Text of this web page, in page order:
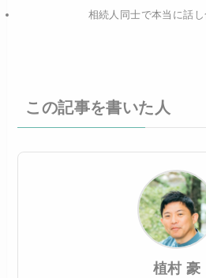
相続人同士で本当に話し
この記事を書いた人
植村 豪